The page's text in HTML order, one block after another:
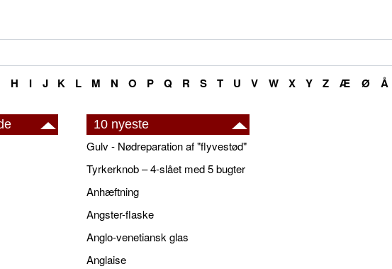
H I J K L M N O P Q R S T U V W X Y Z Æ Ø Å
10 nyeste
Gulv - Nødreparation af "flyvestød"
Tyrkerknob – 4-slået med 5 bugter
Anhæftning
Angster-flaske
Anglo-venetiansk glas
Anglaise